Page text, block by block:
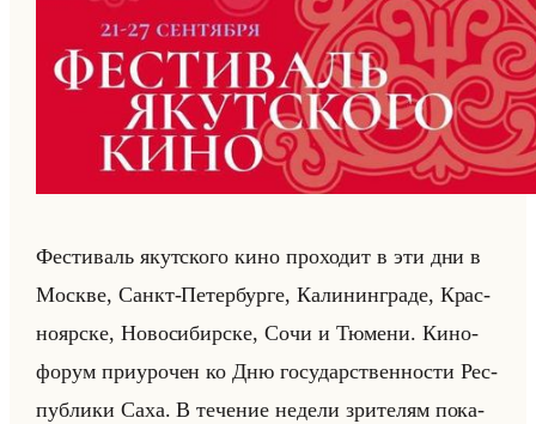
Фе­сти­валь якут­ско­го кино про­хо­дит в эти дни в
Москве, Санкт-Пе­тер­бур­ге, Ка­ли­нин­гра­де, Крас­
но­яр­ске, Но­во­си­бир­ске, Сочи и Тю­ме­ни. Ки­но­
фо­рум при­уро­чен ко Дню го­су­дар­ствен­но­сти Рес­
пуб­ли­ки Саха. В те­че­ние неде­ли зри­те­лям по­ка­